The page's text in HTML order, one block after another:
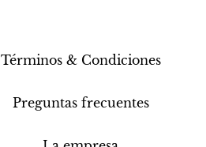
Términos & Condiciones
Preguntas frecuentes